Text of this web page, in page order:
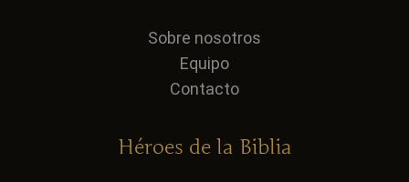
Sobre nosotros
Equipo
Contacto
Héroes de la Biblia